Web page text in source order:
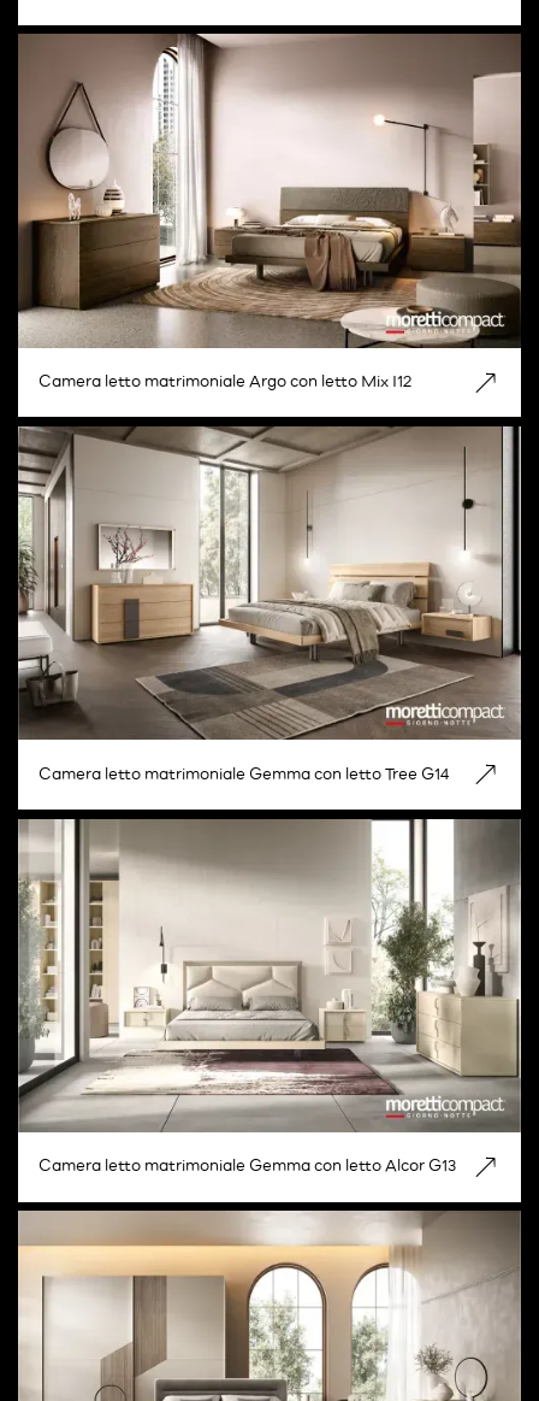
Camera letto matrimoniale Argo con letto Mix I12
Camera letto matrimoniale Gemma con letto Tree G14
Camera letto matrimoniale Gemma con letto Alcor G13